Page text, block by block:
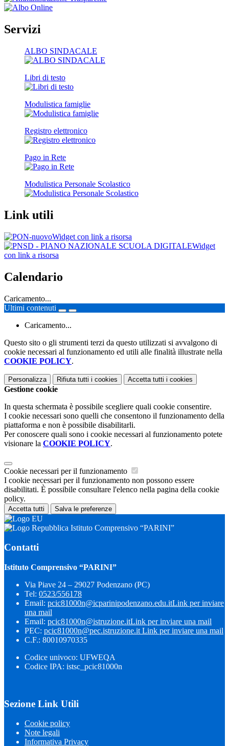
Servizi
ALBO SINDACALE
Libri di testo
Modulistica famiglie
Registro elettronico
Pago in Rete
Modulistica Personale Scolastico
Link utili
Widget con link a risorsa
Widget
con link a risorsa
Calendario
Caricamento...
Ultimi contenuti
Caricamento...
Questo sito o gli strumenti terzi da questo utilizzati si avvalgono di
cookie necessari al funzionamento ed utili alle finalità illustrate nella
COOKIE POLICY.
Personalizza Rifiuta tutti i cookies Accetta tutti i cookies
Gestione cookie
In questa schermata è possibile scegliere quali cookie consentire.
I cookie necessari sono quelli che consentono il funzionamento della
piattaforma e non è possibile disabilitarli.
Per conoscere quali sono i cookie necessari al funzionamento potete
visionare la COOKIE POLICY.
Cookie necessari per il funzionamento
I cookie necessari per il funzionamento non possono essere
disabilitati. È possibile consultare l'elenco nella pagina della cookie
policy.
Accetta tutti Salva le preferenze
Istituto Comprensivo “PARINI”
Contatti
Istituto Comprensivo “PARINI”
Via Piave 24 – 29027 Podenzano (PC)
Tel: 0523/556178
Email: pcic81000n@icparinipodenzano.edu.itLink per inviare
una mail
Email: pcic81000n@istruzione.itLink per inviare una mail
PEC: pcic81000n@pec.istruzione.it Link per inviare una mail
C.F.: 80010970335
Codice univoco: UFWEQA
Codice IPA: istsc_pcic81000n
Sezione Link Utili
Cookie policy
Note legali
Informativa Privacy